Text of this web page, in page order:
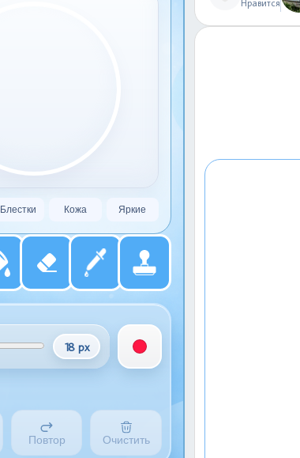
Блестки Кожа Яркие
18 px
Повтор Очистить
Нравится